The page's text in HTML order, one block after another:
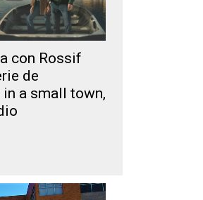
con Rossif
de
a small town,